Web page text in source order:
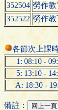
352504 勞作教
352522 勞作教
各節次上課
1: 08:10 -
5: 13:10 -
A: 18:30 -
備註：